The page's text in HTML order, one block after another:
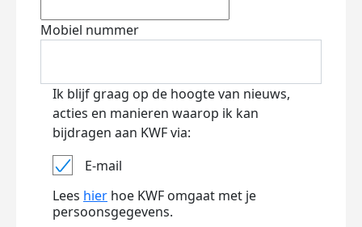
Mobiel nummer
Ik blijf graag op de hoogte van nieuws,
acties en manieren waarop ik kan
bijdragen aan KWF via:
E-mail
Lees hier hoe KWF omgaat met je
persoonsgegevens.